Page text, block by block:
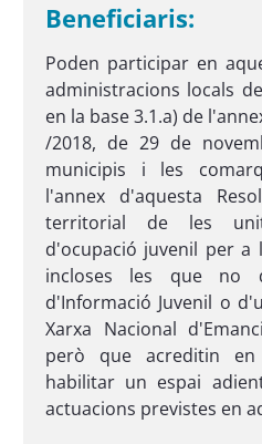
Beneficiaris:
Poden participar en
administracions locals
en la base 3.1.a) de
/2018, de 29 de
municipis i les
l'annex d'aquesta
territorial de les
d'ocupació juvenil per a
incloses les que no
d'Informació Juvenil o
Xarxa Nacional
però que acreditin
habilitar un espai
actuacions previstes en